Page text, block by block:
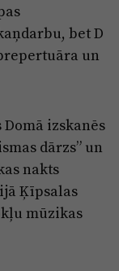
bet D
un
izskanēs
dārzs” un
nakts
Ķīpsalas
mūzikas